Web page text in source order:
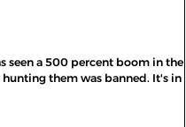
seen a 500 percent boom in the
them was banned. It's in